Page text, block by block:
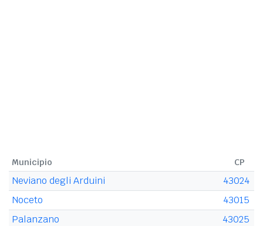
Municipio CP
Neviano degli Arduini
43024
Noceto
43015
Palanzano
43025